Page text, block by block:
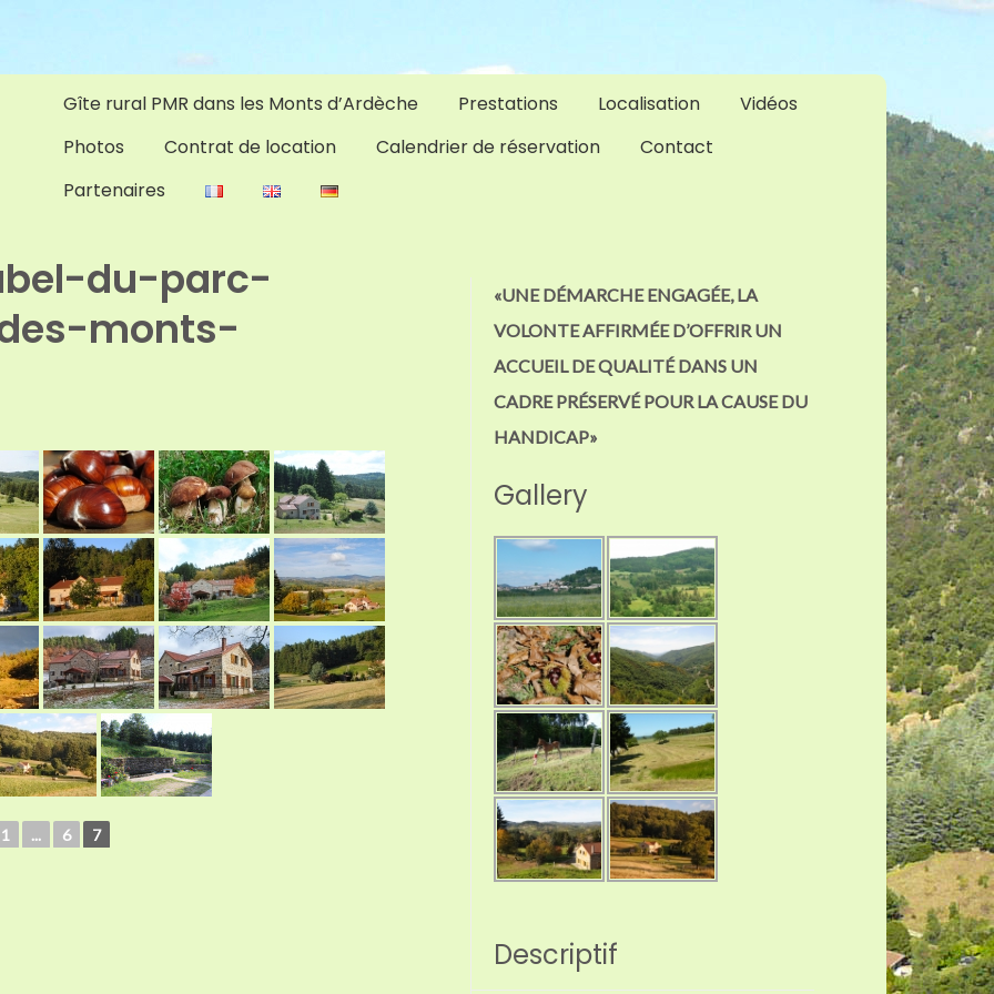
Gîte rural PMR dans les Monts d’Ardèche Prestations Localisation
Vidéos
Photos
Contrat de location Calendrier de réservation
Contact
Partenaires
du-parc-
monts-
1 ... 6 7
«UNE DÉMARCHE ENGAGÉE, LA
VOLONTE AFFIRMÉE D’OFFRIR UN
ACCUEIL DE QUALITÉ DANS UN
CADRE PRÉSERVÉ POUR LA CAUSE DU
HANDICAP»
Gallery
Descriptif